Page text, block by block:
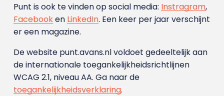
Punt is ook te vinden op social media: Instragram,
Facebooken LinkedIn. Een keer per jaar verschijnt
er een magazine.
De website punt.avans.nl voldoet gedeeltelijk aan
de internationale toegankelijkheidsrichtlijnen
WCAG 2.1, niveau AA. Ga naar de
toegankelijkheidsverklaring.